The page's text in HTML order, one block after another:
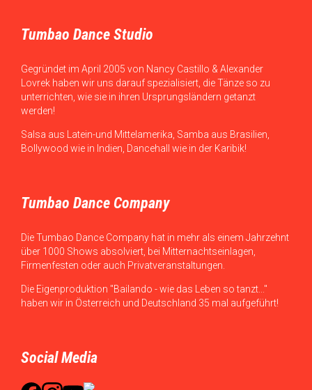
Tumbao Dance Studio
Gegründet im April 2005 von Nancy Castillo & Alexander
Lovrek haben wir uns darauf spezialisiert, die Tänze so zu
unterrichten, wie sie in ihren Ursprungsländern getanzt
werden!
Salsa aus Latein-und Mittelamerika, Samba aus Brasilien,
Bollywood wie in Indien, Dancehall wie in der Karibik!
Tumbao Dance Company
Die Tumbao Dance Company hat in mehr als einem Jahrzehnt
über 1000 Shows absolviert, bei Mitternachtseinlagen,
Firmenfesten oder auch Privatveranstaltungen.
Die Eigenproduktion "Bailando - wie das Leben so tanzt..."
haben wir in Österreich und Deutschland 35 mal aufgeführt!
Social Media